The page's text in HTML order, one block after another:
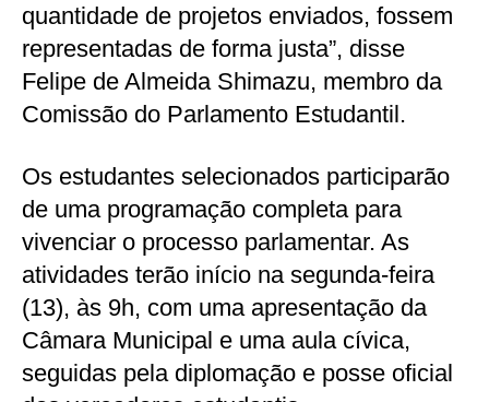
quantidade de projetos enviados, fossem
representadas de forma justa”, disse
Felipe de Almeida Shimazu, membro da
Comissão do Parlamento Estudantil.
Os estudantes selecionados participarão
de uma programação completa para
vivenciar o processo parlamentar. As
atividades terão início na segunda-feira
(13), às 9h, com uma apresentação da
Câmara Municipal e uma aula cívica,
seguidas pela diplomação e posse oficial